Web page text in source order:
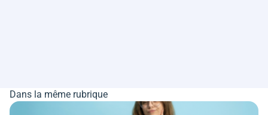
Dans la même rubrique